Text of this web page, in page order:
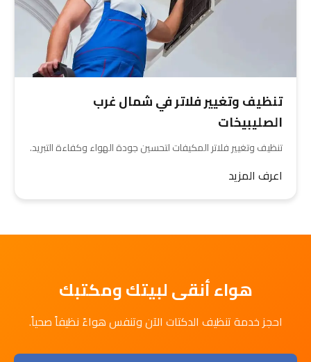
تنظيف وتغيير فلاتر في شمال غرب
الصليبيخات
تنظيف وتغيير فلاتر المكيفات لتحسين جودة الهواء وكفاءة التبريد.
اعرف المزيد
هواء أنقى لبيتك ومكتبك
احجز خدمة تنظيف الدكتات الآن وتنفس هواءً نظيفاً صحياً.